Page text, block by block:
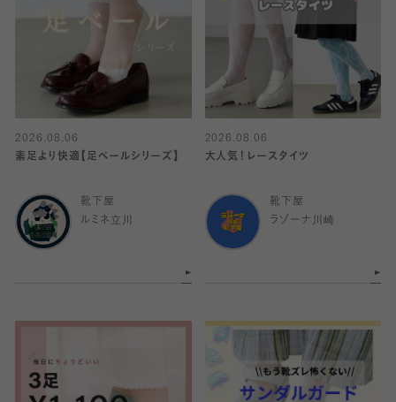
2026.08.06
素足より快適【足ベールシリーズ】
靴下屋
ルミネ立川
2026.08.06
大人気！レースタイツ
靴下屋
ラゾーナ川崎